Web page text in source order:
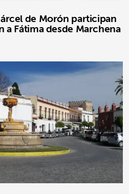
de Morón participan
a Fátima desde Marchena